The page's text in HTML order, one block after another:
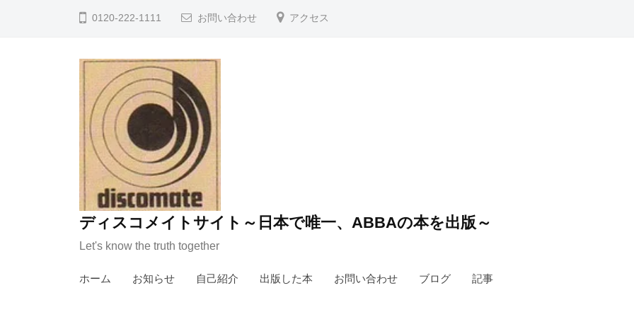
0120-222-1111 お問い合わせ アクセス
ディスコメイトサイト～日本で唯一、ABBAの本を出版～
Let's know the truth together
ホーム お知らせ 自己紹介 出版した本 お問い合わせ ブログ 記事